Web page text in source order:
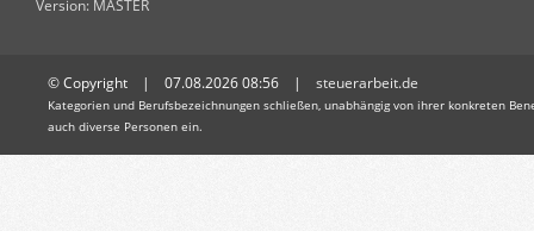
Version: MASTER
© Copyright | 07.08.2026 08:56 | steuerarbeit.de
Kategorien und Berufsbezeichnungen schließen, unabhängig von ihrer konkreten
auch diverse Personen ein.